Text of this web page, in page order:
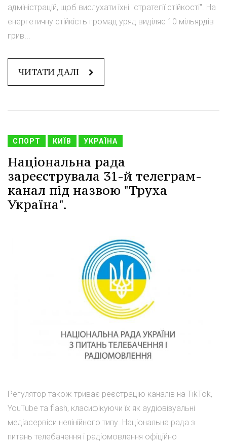
адміністрацій, щоб вислухати їхні "стратегії стійкості". На
енергетичну стійкість громад уряд виділяє 10 мільярдів
грив...
ЧИТАТИ ДАЛІ
СПОРТ КИЇВ УКРАЇНА
Національна рада
зареєструвала 31-й телеграм-
канал під назвою "Труха
Україна".
Регулятор також триває реєстрацію каналів на TikTok,
YouTube та flash, класифікуючи їх як аудіовізуальні
медіасервіси нелінійного типу. Національна рада з
питань телебачення і радіомовлення офіційно